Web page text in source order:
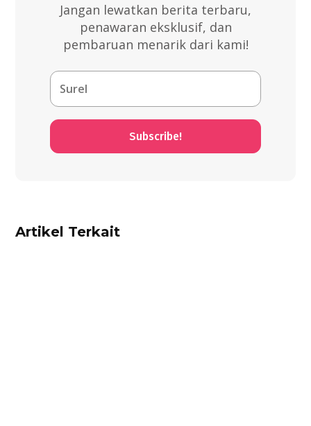
Jangan lewatkan berita terbaru,
penawaran eksklusif, dan
pembaruan menarik dari kami!
Subscribe!
Artikel Terkait